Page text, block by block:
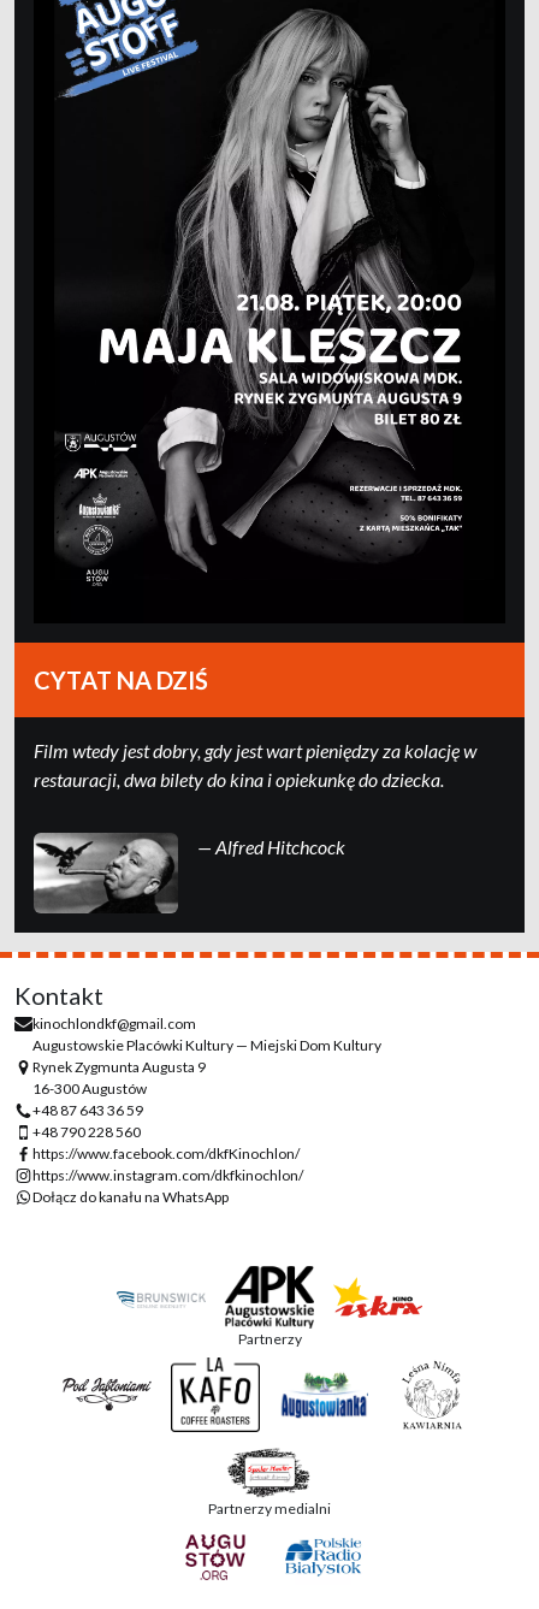
CYTAT NA DZIŚ
Film wtedy jest dobry, gdy jest wart pieniędzy za kolację w
restauracji, dwa bilety do kina i opiekunkę do dziecka.
— Alfred Hitchcock
Kontakt
kinochlondkf@gmail.com
Augustowskie Placówki Kultury — Miejski Dom Kultury
Rynek Zygmunta Augusta 9
16-300 Augustów
+48 87 643 36 59
+48 790 228 560
https://www.facebook.com/dkfKinochlon/
https://www.instagram.com/dkfkinochlon/
Dołącz do kanału na WhatsApp
Partnerzy
Partnerzy medialni